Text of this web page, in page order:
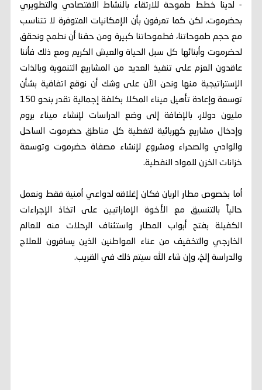
- لدينا خطط طموحة للارتقاء بالنشاط الاقتصادي والتطويري
بحضرموت، لكن كما تعرفون بأن الإمكانيات المتوفرة لا تتناسب
مع حجم طموحاتنا، فطموحاتنا كبيرة ومن حقنا أن نطمح ونحقق
لحضرموت وأبنائها كل سبل الحياة والعيش الكريم ومع ذلك فأننا
عاقدون العزم على تنفيذ العديد من المشاريع التنموية وبالذات
الإستراتيجية منها ونحن الآن على وشك أن نوقع اتفاقية بشأن
توسعة وإعادة تأهيل ميناء المكلا بكلفة إجمالية تقدر بنحو 150
مليون دولار، بالإضافة إلى وضع الدراسات لإنشاء ميناء بروم
وإدخال مشاريع كهربائية لتغطية كل مناطق حضرموت الساحل
والوادي والصحراء ومشروع لإنشاء مصفاة حضرموت وتوسعة
خزانات الخزن للمواد النفطية.
أما بخصوص مطار الريان فكان إغلاقه لدواعي أمنية فقط ونعمل
حالياً بالتنسيق مع الأخوة الإماراتيين على اتخاذ الإجراءات
الكفيلة بفتح أبواب المطار واستئناف الرحلات منه للعالم
الخارجي والتخفيف من عناء المواطنين الذين يسافرون للعلاج
والدراسة إلخ، وإن شاء الله سيتم ذلك في القريب.